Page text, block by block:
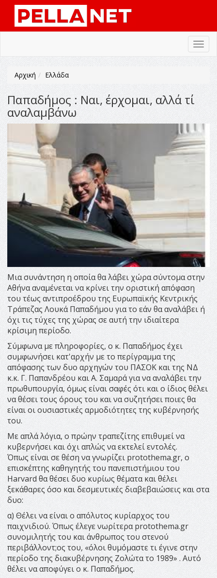
Αρχική Ελλάδα
Παπαδήμος : Ναι, έρχομαι, αλλά τί
αναλαμβάνω
Μια συνάντηση η οποία θα λάβει χώρα σύντομα στην
Αθήνα αναμένεται να κρίνει την οριστική απόφαση
του τέως αντιπροέδρου της Ευρωπαϊκής Κεντρικής
Τράπεζας Λουκά Παπαδήμου για το εάν θα αναλάβει ή
όχι τις τύχες της χώρας σε αυτή την ιδιαίτερα
κρίσιμη περίοδο.
Σύμφωνα με πληροφορίες, ο κ. Παπαδήμος έχει
συμφωνήσει κατ'αρχήν με το περίγραμμα της
απόφασης των δυο αρχηγών του ΠΑΣΟΚ και της ΝΔ
κ.κ. Γ. Παπανδρέου και Α. Σαμαρά για να αναλάβει την
πρωθυπουργία, όμως είναι σαφές ότι και ο ίδιος θέλει
να θέσει τους όρους του και να συζητήσει ποιες θα
είναι οι ουσιαστικές αρμοδιότητες της κυβέρνησής
του.
Με απλά λόγια, ο πρώην τραπεζίτης επιθυμεί να
κυβερνήσει και όχι απλώς να εκτελεί εντολές.
Όπως είναι σε θέση να γνωρίζει protothema.gr, ο
επισκέπτης καθηγητής του πανεπιστήμιου του
Harvard θα θέσει δυο κυρίως θέματα και θέλει
ξεκάθαρες όσο και δεσμευτικές διαβεβαιώσεις και στα
δυο:
α) Θέλει να είναι ο απόλυτος κυρίαρχος του
παιχνιδιού. Όπως έλεγε νωρίτερα protothema.gr
συνομιλητής του και άνθρωπος του στενού
περιβάλλοντ;oς του, «όλοι θυμόμαστε τι έγινε στην
περίοδο της διακυβέρνησης Ζολώτα το 1989» . Αυτό
θέλει να αποφύγει ο κ. Παπαδήμος.